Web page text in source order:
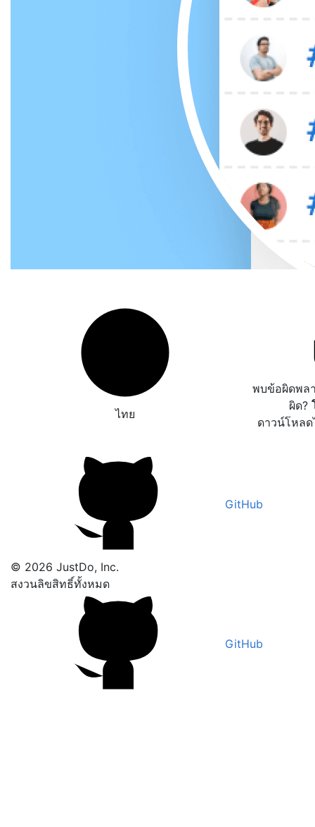
ไทย
พบข้อผิดพล
ผิด?
ดาวน์โหลด
GitHub
© 2026 JustDo, Inc.
สงวนลิขสิทธิ์ทั้งหมด
GitHub